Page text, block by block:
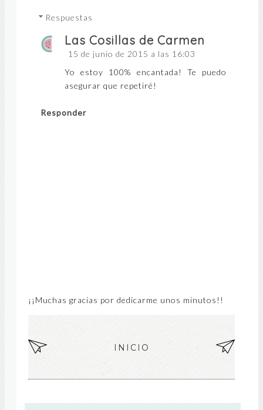
Respuestas
Las Cosillas de Carmen
15 de junio de 2015 a las 16:03
Yo estoy 100% encantada! Te puedo
asegurar que repetiré!
Responder
¡¡Muchas gracias por dedicarme unos minutos!!
EN EN
INICIO